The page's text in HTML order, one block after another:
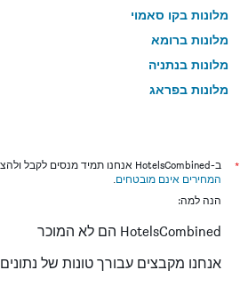
מלונות בקו סאמוי
מלונות ברומא
מלונות בנתניה
מלונות בפראג
מלונות בניו יורק
מלונות בבנגקוק
מלונות בבוקרשט
מלונות בפאפוס
*
ב-HotelsCombined אנחנו תמיד מנסים לקבל ולהציג תמחור מדויק, עם זאת,
המחירים אינם מובטחים.
הנה למה:
HotelsCombined הם לא המוכר
אנחנו מקבצים עבורך טונות של נתונים